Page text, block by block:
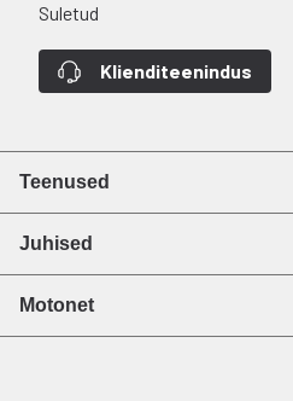
Suletud
Klienditeenindus
Teenused
Juhised
Motonet